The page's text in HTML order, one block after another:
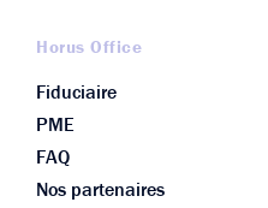
Horus Office
Fiduciaire
PME
FAQ
Nos partenaires